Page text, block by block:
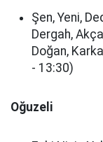
Şen, Yeni,
Dergah,
Doğan,
- 13:30)
Oğuzeli